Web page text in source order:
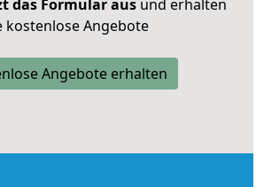
das Formular ausund erhalten
kostenlose Angebote
Angebote erhalten